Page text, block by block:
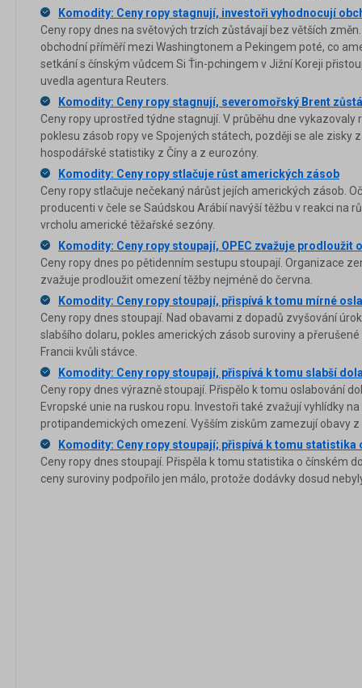
Komodity: Ceny ropy stagnují, investoři vyhodnocují
Ceny ropy dnes na světových trzích zůstávají bez větších
obchodní příměří mezi Washingtonem a Pekingem poté, co
setkání s čínským vůdcem Si Ťin-pchingem v Jižní Koreji
uvedla agentura Reuters.
Komodity: Ceny ropy stagnují, severomořský Brent
Ceny ropy uprostřed týdne stagnují. V průběhu dne vykazovaly
poklesu zásob ropy ve Spojených státech, později se ale zisky
hospodářské statistiky z Číny a z eurozóny.
Komodity: Ceny ropy stlačuje růst amerických zásob
Ceny ropy stlačuje nečekaný nárůst jejích amerických zásob.
producenti v čele se Saúdskou Arábií navýší těžbu v reakci na
vrcholu americké těžařské sezóny.
Komodity: Ceny ropy stoupají, OPEC zvažuje prodloužit
Ceny ropy dnes po pětidenním sestupu stoupají. Organizace
zvažuje prodloužit omezení těžby nejméně do června.
Komodity: Ceny ropy stoupají, přispívá k tomu mírné
Ceny ropy dnes stoupají. Nad obavami z dopadů zvyšování
slabšího dolaru, pokles amerických zásob suroviny a
Francii kvůli stávce.
Komodity: Ceny ropy stoupají, přispívá k tomu slabší
Ceny ropy dnes výrazně stoupají. Přispělo k tomu oslabování
Evropské unie na ruskou ropu. Investoři také zvažují vyhlídky
protipandemických omezení. Vyšším ziskům zamezují obavy z
Komodity: Ceny ropy stoupají; přispívá k tomu statistika
Ceny ropy dnes stoupají. Přispěla k tomu statistika o čínském
ceny suroviny podpořilo jen málo, protože dodávky dosud